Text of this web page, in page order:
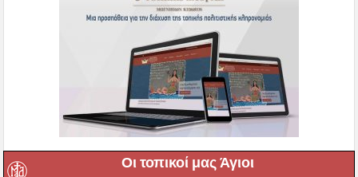
Οι τοπικοί μας Άγιοι